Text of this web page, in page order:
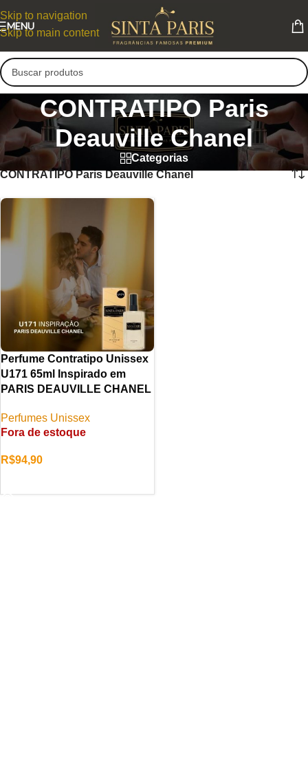
Skip to navigation
Skip to main content
MENU
CONTRATIPO Paris
Deauville Chanel
Categorias
CONTRATIPO Paris Deauville Chanel
Perfume Contratipo Unissex
U171 65ml Inspirado em
PARIS DEAUVILLE CHANEL
Perfumes Unissex
Fora de estoque
R$94,90